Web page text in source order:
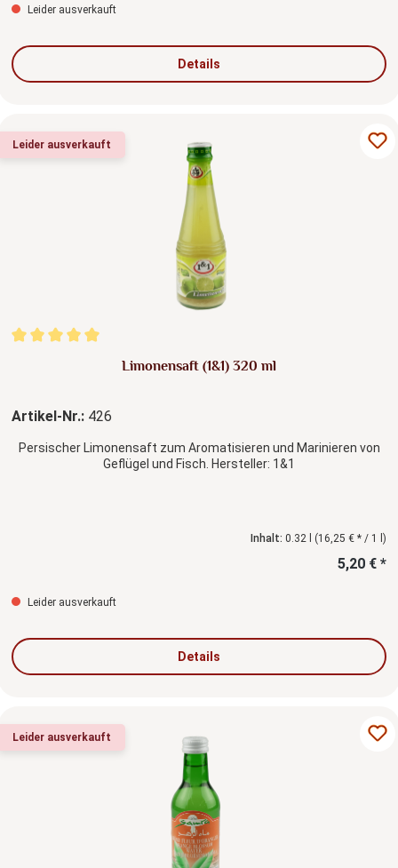
Leider ausverkauft
Details
Leider ausverkauft
Durchschnittliche Bewertung von 5 von 5 Sternen
Limonensaft (1&1) 320 ml
Artikel-Nr.: 426
Persischer Limonensaft zum Aromatisieren und Marinieren von
Geflügel und Fisch. Hersteller: 1&1
Inhalt: 0.32 l (16,25 € * / 1 l)
5,20 € *
Leider ausverkauft
Details
Leider ausverkauft